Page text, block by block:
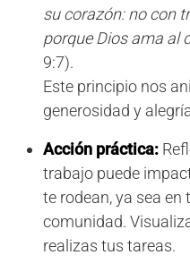
su corazón: no con
porque Dios ama al
9:7).
Este principio nos
generosidad y
Acción práctica:
trabajo puede
te rodean, ya sea
comunidad.
realizas tus tareas.